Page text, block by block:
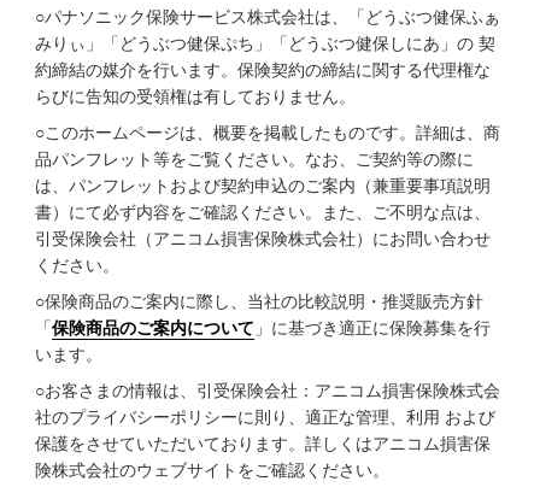
○パナソニック保険サービス株式会社は、「どうぶつ健保ふぁ
みりぃ」「どうぶつ健保ぷち」「どうぶつ健保しにあ」の 契
約締結の媒介を行います。保険契約の締結に関する代理権な
らびに告知の受領権は有しておりません。
○このホームページは、概要を掲載したものです。詳細は、商
品パンフレット等をご覧ください。なお、ご契約等の際に
は、パンフレットおよび契約申込のご案内（兼重要事項説明
書）にて必ず内容をご確認ください。また、ご不明な点は、
引受保険会社（アニコム損害保険株式会社）にお問い合わせ
ください。
○保険商品のご案内に際し、当社の比較説明・推奨販売方針
「保険商品のご案内について 」に基づき適正に保険募集を行
います。
○お客さまの情報は、引受保険会社：アニコム損害保険株式会
社のプライバシーポリシーに則り、適正な管理、利用 および
保護をさせていただいております。詳しくはアニコム損害保
険株式会社のウェブサイトをご確認ください。